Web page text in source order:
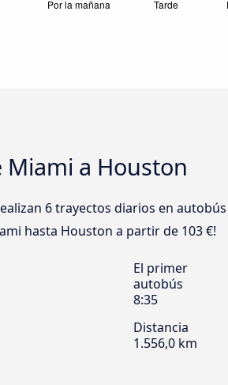
a Houston
6 trayectos diarios en
hasta Houston a partir de 103 €!
El primer
autobús
8:35
Distancia
1.556,0 km